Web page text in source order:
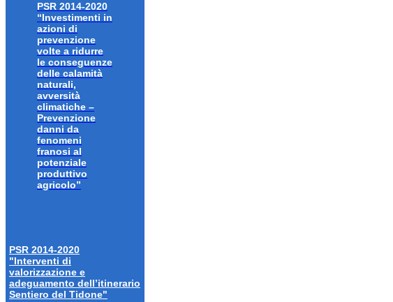
PSR 2014-2020
“Investimenti in
azioni di
prevenzione
volte a ridurre
le conseguenze
delle calamità
naturali,
avversità
climatiche –
Prevenzione
danni da
fenomeni
franosi al
potenziale
produttivo
agricolo”
PSR 2014-2020
"Interventi di
valorizzazione e
adeguamento dell’itinerario
Sentiero del Tidone"